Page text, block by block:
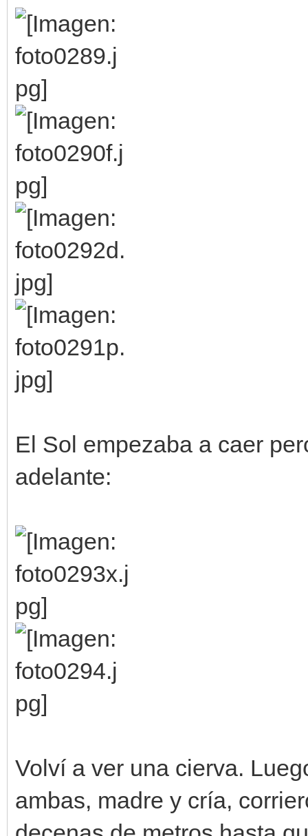
El Sol empezaba a caer
adelante:
Volví a ver una cierva.
ambas, madre y cría,